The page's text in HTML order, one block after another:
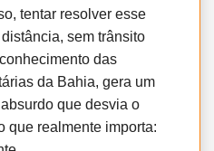
tentar resolver esse
sem trânsito
das
da Bahia, gera um
que desvia o
que realmente importa: